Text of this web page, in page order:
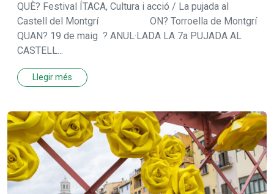
QUÈ? Festival ÍTACA, Cultura i acció / La pujada al
Castell del Montgrí ON? Torroella de Montgrí
QUAN? 19 de maig ? ANUL·LADA LA 7a PUJADA AL
CASTELL...
Llegir més